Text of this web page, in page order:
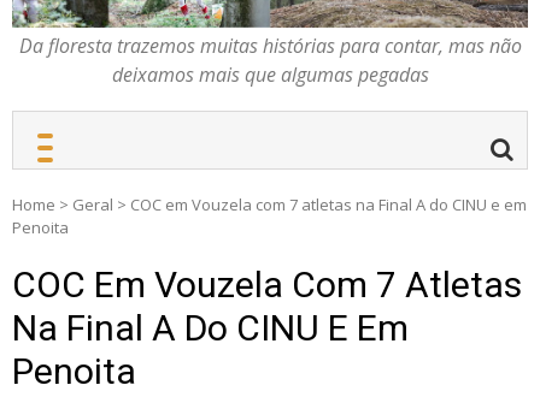
Da floresta trazemos muitas histórias para contar, mas não
deixamos mais que algumas pegadas
Home > Geral > COC em Vouzela com 7 atletas na Final A do CINU e em
Penoita
COC Em Vouzela Com 7 Atletas
Na Final A Do CINU E Em
Penoita